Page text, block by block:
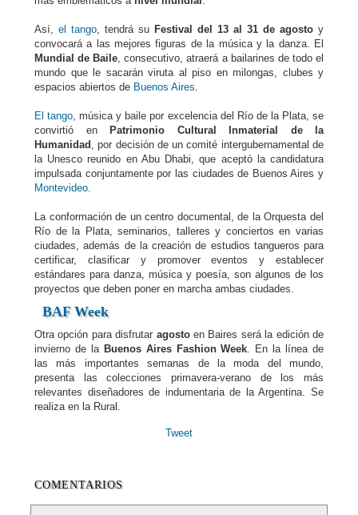
Así, el tango, tendrá su Festival del 13 al 31 de agosto y
convocará a las mejores figuras de la música y la danza. El
Mundial de Baile, consecutivo, atraerá a bailarines de todo el
mundo que le sacarán viruta al piso en milongas, clubes y
espacios abiertos de Buenos Aires.
El tango, música y baile por excelencia del Río de la Plata, se
convirtió en
Patrimonio Cultural Inmaterial de la
Humanidad , por decisión de un comité intergubernamental de
la Unesco reunido en Abu Dhabi, que aceptó la candidatura
impulsada conjuntamente por las ciudades de Buenos Aires y
Montevideo.
La conformación de un centro documental, de la Orquesta del
Río de la Plata, seminarios, talleres y conciertos en varias
ciudades, además de la creación de estudios tangueros para
certificar, clasificar y promover eventos y establecer
estándares para danza, música y poesía, son algunos de los
proyectos que deben poner en marcha ambas ciudades.
BAF Week
Otra opción para disfrutar agostoen Baires será la edición de
invierno de la Buenos Aires Fashion Week. En la línea de
las más importantes semanas de la moda del mundo,
presenta las colecciones primavera-verano de los más
relevantes diseñadores de indumentaria de la Argentina. Se
realiza en la Rural.
Tweet
COMENTARIOS